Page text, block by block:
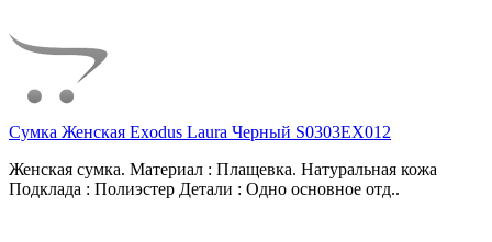
Сумка Женская Exodus Laura Черный S0303EX012
Женская сумка. Материал : Плащевка. Натуральная кожа
Подклада : Полиэстер Детали : Одно основное отд..